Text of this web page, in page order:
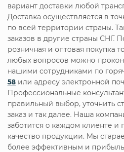
вариант доставки любой
Доставка осуществляется в
по всей территории страны.
заказов в другие страны СНГ.
розничная и оптовая покупка
любых вопросов можно
нашими сотрудниками по
58 или адресу электронной
Профессиональные
правильный выбор, уточнить
заказ и так далее. Наша
заботится о каждом клиенте и
качество продукции. Мы
более эффективным и